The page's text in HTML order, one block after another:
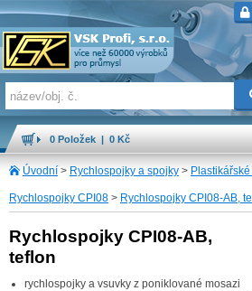
0 Položek | 0 Kč
Úvodní > Rychlospojky a spojky >
Rychlospojky CPI08 > Rychlospojky CPI08-AB,
Rychlospojky CPI08-AB,
teflon
rychlospojky a vsuvky z poniklované mosazi